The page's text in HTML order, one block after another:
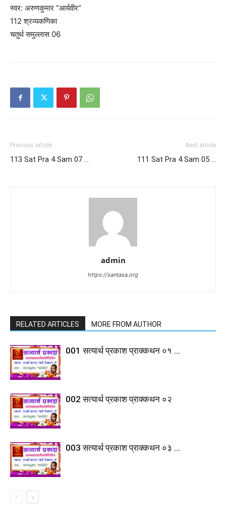
स्वर: अरुणकुमार ”आर्यवीर“
112 श्रव्यकणिका
चतुर्थ समुल्लास 06
Previous article
113 Sat Pra 4 Sam 07 …
Next article
111 Sat Pra 4 Sam 05 …
admin
https://santasa.org
RELATED ARTICLES MORE FROM AUTHOR
001 सत्यार्थ प्रकाश प्राक्कथन ०१ …
002 सत्यार्थ प्रकाश प्राक्कथन ०२
003 सत्यार्थ प्रकाश प्राक्कथन ०३ …